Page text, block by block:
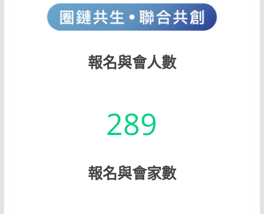
報名與會人數
289
報名與會家數